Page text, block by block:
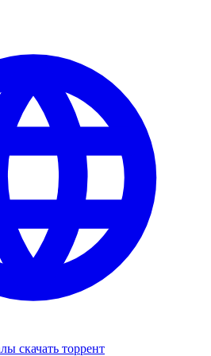
скачать торрент